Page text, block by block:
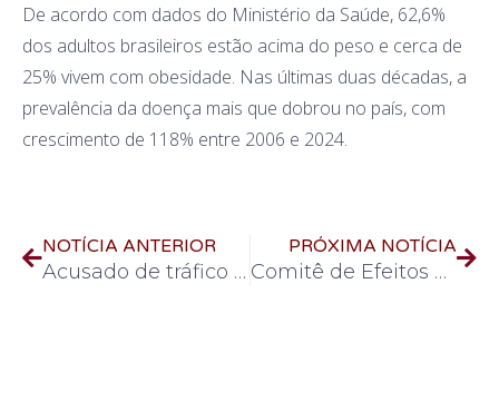
De acordo com dados do Ministério da Saúde, 62,6%
dos adultos brasileiros estão acima do peso e cerca de
25% vivem com obesidade. Nas últimas duas décadas, a
prevalência da doença mais que dobrou no país, com
crescimento de 118% entre 2006 e 2024.
NOTÍCIA ANTERIOR
Acusado de tráfico é preso no Parque das Américas
PRÓXIMA NOTÍCIA
Comitê de Efeitos Climáticos participa do lançamento do Plano de Estiagem 2026 e apresenta avanços em Uberaba